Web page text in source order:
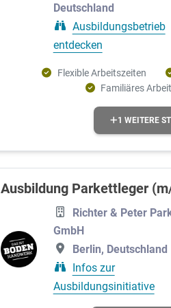
Deutschland
Ausbildungsbetrieb
entdecken
Flexible Arbeitszeiten
Familiäres
1 WEITERE
Ausbildung Parkettleger
Richter & Peter
GmbH
Berlin, Deutschland
Infos zur
Ausbildungsinitiative